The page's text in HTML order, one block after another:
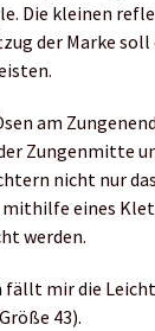
Die kleinen
der Marke soll
am
Zungenmitte
nicht nur
mithilfe eines
werden.
fällt mir die
43).